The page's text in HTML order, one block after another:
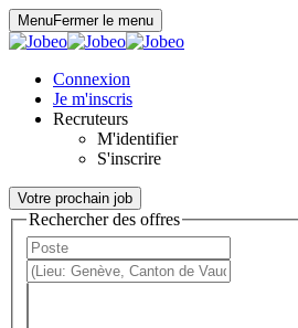
MenuFermer le menu
Connexion
Je m'inscris
Recruteurs
M'identifier
S'inscrire
Votre prochain job
Rechercher des offres
Panneau de gestion des cookies